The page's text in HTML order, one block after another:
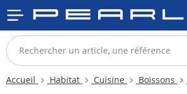
Accueil Habitat Cuisine Boissons